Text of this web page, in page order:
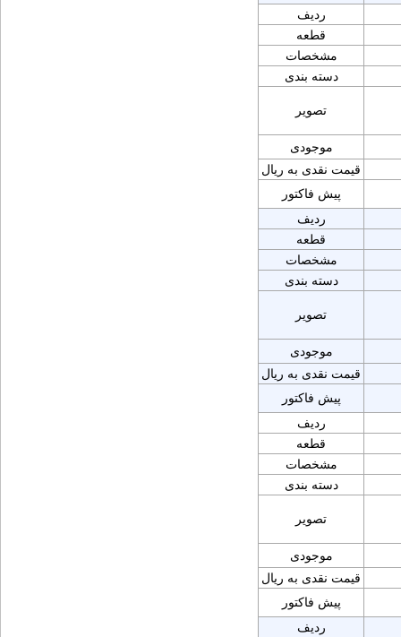
ردیف
قطعه
مشخصات
دسته بندی
تصویر
موجودی
قیمت نقدی به ریال
پیش فاکتور
ردیف
قطعه
مشخصات
دسته بندی
تصویر
موجودی
قیمت نقدی به ریال
پیش فاکتور
ردیف
قطعه
مشخصات
دسته بندی
تصویر
موجودی
قیمت نقدی به ریال
پیش فاکتور
ردیف